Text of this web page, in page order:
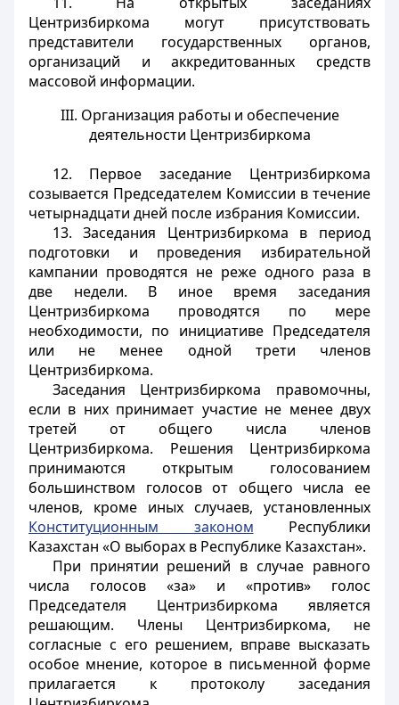
Центризбиркома могут присутствовать
представители государственных органов,
организаций и аккредитованных средств
массовой информации.
III. Организация работы и обеспечение
деятельности Центризбиркома
12. Первое заседание Центризбиркома
созывается Председателем Комиссии в течение
четырнадцати дней после избрания Комиссии.
13. Заседания Центризбиркома в период
подготовки и проведения избирательной
кампании проводятся не реже одного раза в
две недели. В иное время заседания
Центризбиркома проводятся по мере
необходимости, по инициативе Председателя
или не менее одной трети членов
Центризбиркома.
Заседания Центризбиркома правомочны,
если в них принимает участие не менее двух
третей от общего числа членов
Центризбиркома. Решения Центризбиркома
принимаются открытым голосованием
большинством голосов от общего числа ее
членов, кроме иных случаев, установленных
Конституционным законом Республики
Казахстан «О выборах в Республике Казахстан».
При принятии решений в случае равного
числа голосов «за» и «против» голос
Председателя Центризбиркома является
решающим. Члены Центризбиркома, не
согласные с его решением, вправе высказать
особое мнение, которое в письменной форме
прилагается к протоколу заседания